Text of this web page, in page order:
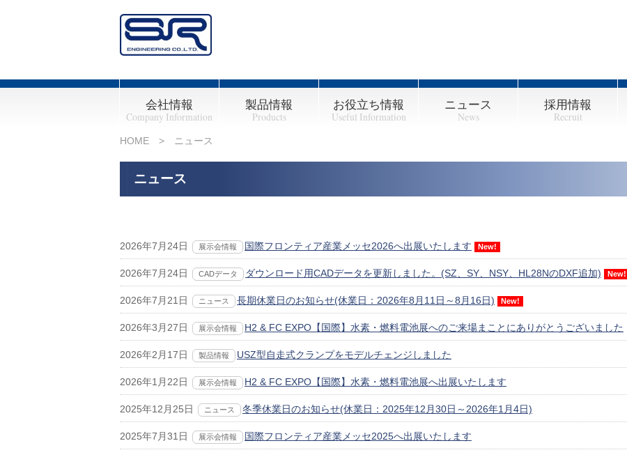
会社情報
Company Information
会社概要
経営理念
事業拠点
沿革
基本品質方針
環境方針
環境への取り組み
製品情報
Products
お役立ち情報
Useful Information
ニュース
News
採用情報
Recruit
HOME > ニュース
ニュース
2026年7月24日 展示会情報 国際フロンティア産業メッセ2026へ出展いたします New!
2026年7月24日 CADデータ ダウンロード用CADデータを更新しました。(SZ、SY、NSY、HL28NのDXF追加) New!
2026年7月21日 ニュース 長期休業日のお知らせ(休業日：2026年8月11日～8月16日) New!
2026年3月27日 展示会情報 H2 & FC EXPO【国際】水素・燃料電池展へのご来場まことにありがとうございました
2026年2月17日 製品情報 USZ型自走式クランプをモデルチェンジしました
2026年1月22日 展示会情報 H2 & FC EXPO【国際】水素・燃料電池展へ出展いたします
2025年12月25日 ニュース 冬季休業日のお知らせ(休業日：2025年12月30日～2026年1月4日)
2025年7月31日 展示会情報 国際フロンティア産業メッセ2025へ出展いたします